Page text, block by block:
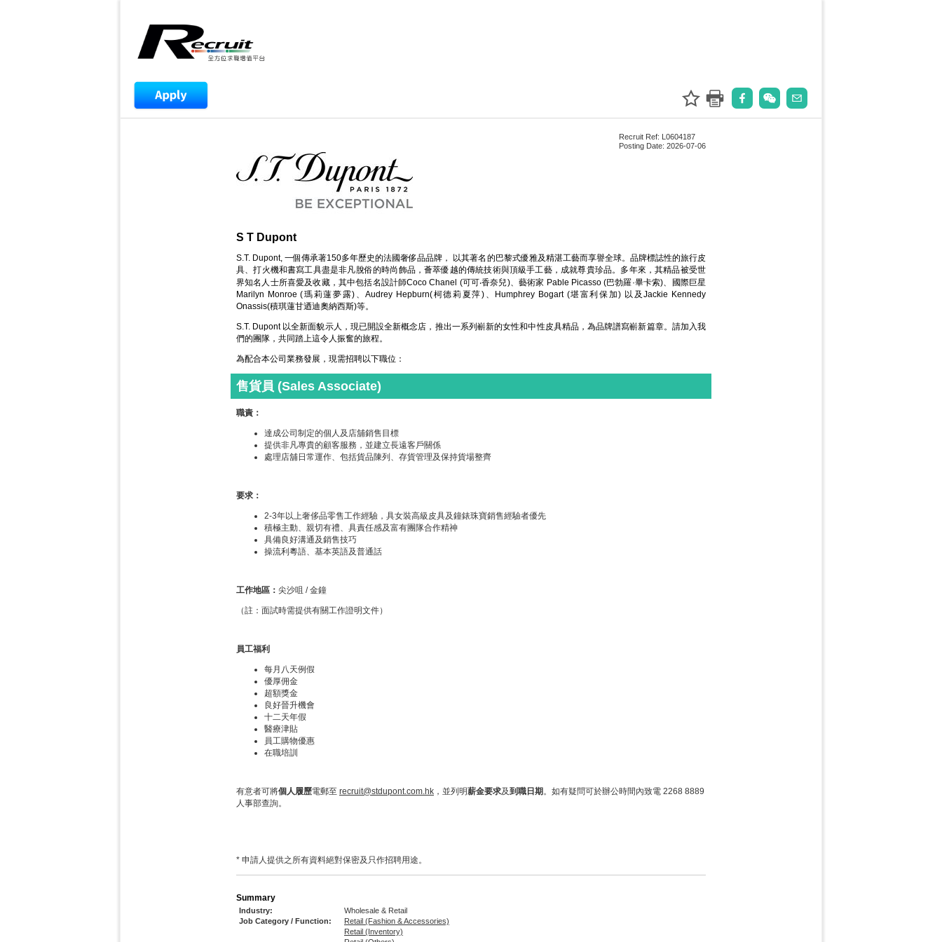
Recruit Ref: L0604187
Posting Date: 2026-07-06
S T Dupont
S.T. Dupont, 一個傳承著150多年歷史的法國奢侈品品牌， 以其著名的巴黎式優雅及精湛工藝而享譽全球。品牌標誌性的旅行皮
具、打火機和書寫工具盡是非凡脫俗的時尚飾品，薈萃優越的傳統技術與頂級手工藝，成就尊貴珍品。多年來，其精品被受世
界知名人士所喜愛及收藏，其中包括名設計師Coco Chanel (可可‧香奈兒)、藝術家 Pable Picasso (巴勃羅·畢卡索)、國際巨星
Marilyn Monroe (瑪莉蓮夢露)、Audrey Hepburn(柯德莉夏萍)、Humphrey Bogart (堪富利保加) 以及Jackie Kennedy
Onassis(積琪蓮甘迺迪奧納西斯)等。
S.T. Dupont 以全新面貌示人，現已開設全新概念店，推出一系列嶄新的女性和中性皮具精品，為品牌譜寫嶄新篇章。請加入我
們的團隊，共同踏上這令人振奮的旅程。
為配合本公司業務發展，現需招聘以下職位：
售貨員 (Sales Associate)
職責：
達成公司制定的個人及店舖銷售目標
提供非凡專貴的顧客服務，並建立長遠客戶關係
處理店舖日常運作、包括貨品陳列、存貨管理及保持貨場整齊
要求：
2-3年以上奢侈品零售工作經驗，具女裝高級皮具及鐘錶珠寶銷售經驗者優先
積極主動、親切有禮、具責任感及富有團隊合作精神
具備良好溝通及銷售技巧
操流利粵語、基本英語及普通話
工作地區： 尖沙咀 / 金鐘
（註：面試時需提供有關工作證明文件）
員工福利
每月八天例假
優厚佣金
超額獎金
良好晉升機會
十二天年假
醫療津貼
員工購物優惠
在職培訓
有意者可將個人履歷電郵至 recruit@stdupont.com.hk ，並列明薪金要求及到職日期。如有疑問可於辦公時間內致電 2268 8889
人事部查詢。
* 申請人提供之所有資料絕對保密及只作招聘用途。
Summary
Industry:
Wholesale & Retail
Job Category / Function:
Retail (Fashion & Accessories)
Retail (Inventory)